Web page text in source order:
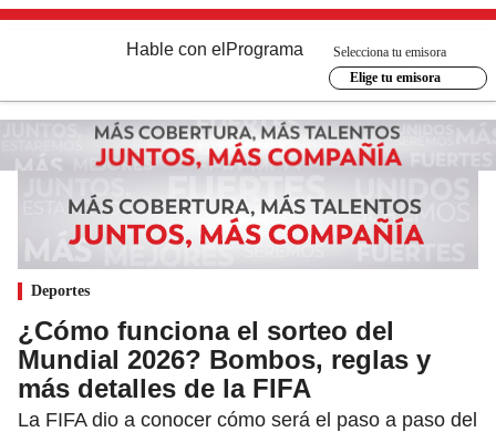
Hable con el Programa
Selecciona tu emisora
Elige tu emisora
Deportes
¿Cómo funciona el sorteo del
Mundial 2026? Bombos, reglas y
más detalles de la FIFA
La FIFA dio a conocer cómo será el paso a paso del